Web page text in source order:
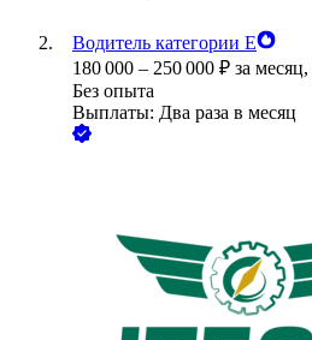
Водитель категории Е
180 000 – 250 000 ₽ за месяц,
Без опыта
Выплаты: Два раза в месяц